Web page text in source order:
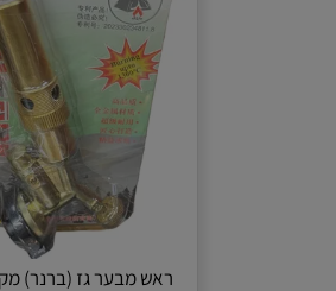
ראש מבער גז (ברנר)